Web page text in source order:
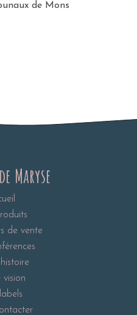
de Mons
Maryse
de vente
vision